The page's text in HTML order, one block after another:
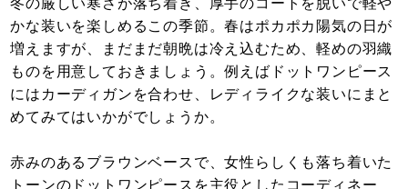
冬の厳しい寒さが落ち着き、厚手のコートを脱いで軽や
かな装いを楽しめるこの季節。春はポカポカ陽気の日が
増えますが、まだまだ朝晩は冷え込むため、軽めの羽織
ものを用意しておきましょう。例えばドットワンピース
にはカーディガンを合わせ、レディライクな装いにまと
めてみてはいかがでしょうか。
赤みのあるブラウンベースで、女性らしくも落ち着いた
トーンのドットワンピースを主役としたコーディネー